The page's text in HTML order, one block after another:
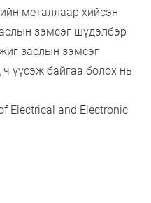
металлаар хийсэн
зэмсэг шүдэлбэр
заслын зэмсэг
үүсэж байгаа болох нь
Electrical and Electronic